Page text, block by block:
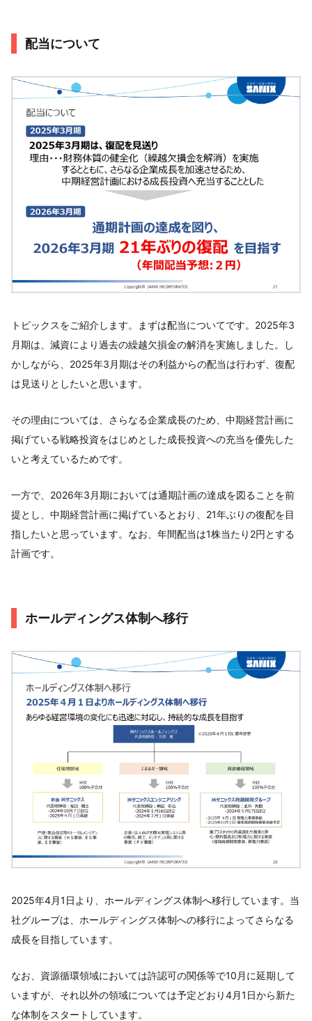
配当について
トピックスをご紹介します。まずは配当についてです。2025年3
月期は、減資により過去の繰越欠損金の解消を実施しました。し
かしながら、2025年3月期はその利益からの配当は行わず、復配
は見送りとしたいと思います。
その理由については、さらなる企業成長のため、中期経営計画に
掲げている戦略投資をはじめとした成長投資への充当を優先した
いと考えているためです。
一方で、2026年3月期においては通期計画の達成を図ることを前
提とし、中期経営計画に掲げているとおり、21年ぶりの復配を目
指したいと思っています。なお、年間配当は1株当たり2円とする
計画です。
ホールディングス体制へ移行
2025年4月1日より、ホールディングス体制へ移行しています。当
社グループは、ホールディングス体制への移行によってさらなる
成長を目指しています。
なお、資源循環領域においては許認可の関係等で10月に延期して
いますが、それ以外の領域については予定どおり4月1日から新た
な体制をスタートしています。